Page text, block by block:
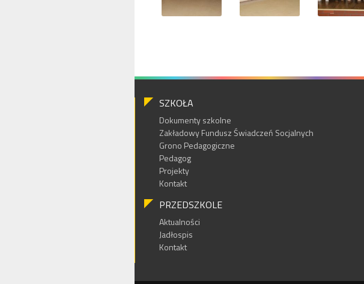
SZKOŁA
Dokumenty szkolne
Zakładowy Fundusz Świadczeń Socjalnych
Grono Pedagogiczne
Pedagog
Projekty
Kontakt
PRZEDSZKOLE
Aktualności
Jadłospis
Kontakt